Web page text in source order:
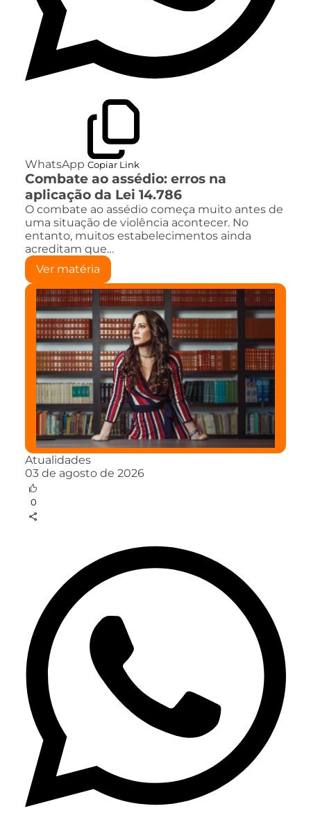
WhatsApp Copiar Link
Combate ao assédio: erros na
aplicação da Lei 14.786
O combate ao assédio começa muito antes de
uma situação de violência acontecer. No
entanto, muitos estabelecimentos ainda
acreditam que…
Ver matéria
Atualidades
03 de agosto de 2026
0